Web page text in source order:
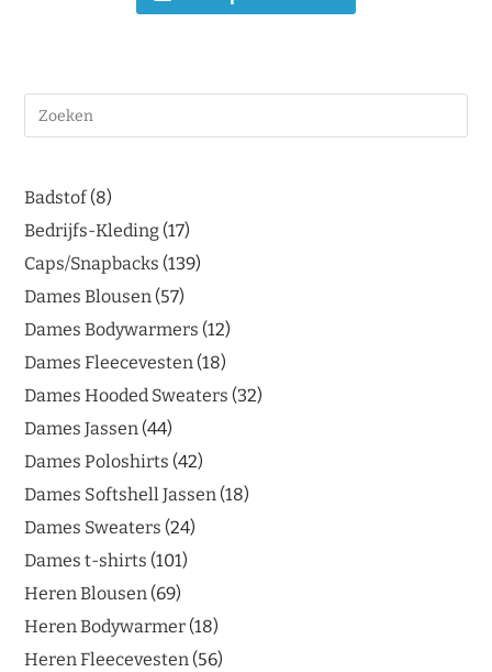
Badstof 8
Bedrijfs-Kleding 17
Caps/Snapbacks 139
Dames Blousen 57
Dames Bodywarmers 12
Dames Fleecevesten 18
Dames Hooded Sweaters 32
Dames Jassen 44
Dames Poloshirts 42
Dames Softshell Jassen 18
Dames Sweaters 24
Dames t-shirts 101
Heren Blousen 69
Heren Bodywarmer 18
Heren Fleecevesten 56